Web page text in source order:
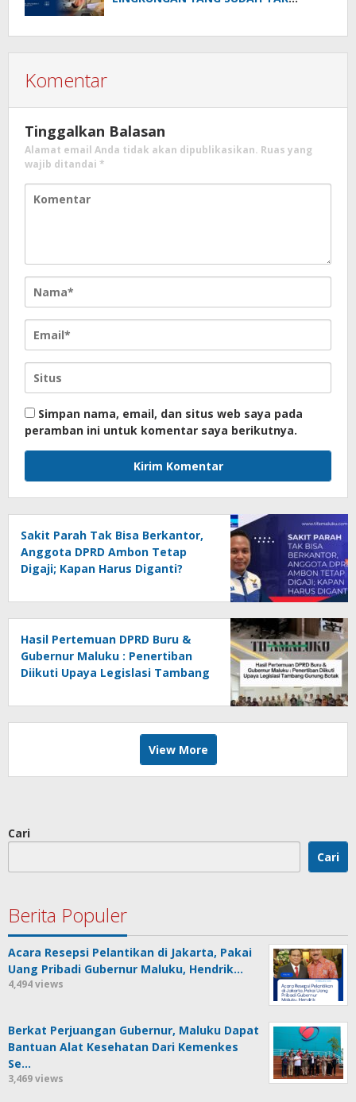
Komentar
Tinggalkan Balasan
Alamat email Anda tidak akan dipublikasikan. Ruas yang
wajib ditandai *
Simpan nama, email, dan situs web saya pada
peramban ini untuk komentar saya berikutnya.
Sakit Parah Tak Bisa Berkantor,
Anggota DPRD Ambon Tetap
Digaji; Kapan Harus Diganti?
Hasil Pertemuan DPRD Buru &
Gubernur Maluku : Penertiban
Diikuti Upaya Legislasi Tambang
View More
Cari
Cari
Berita Populer
Acara Resepsi Pelantikan di Jakarta, Pakai
Uang Pribadi Gubernur Maluku, Hendrik…
4,494 views
Berkat Perjuangan Gubernur, Maluku Dapat
Bantuan Alat Kesehatan Dari Kemenkes
Se…
3,469 views